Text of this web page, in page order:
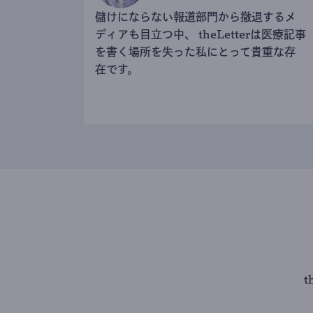
儲けにならない報道部門から撤退するメ
ディアも目立つ中、 theLetterは医療記事
を書く場所を失った私にとって貴重な存
在です。